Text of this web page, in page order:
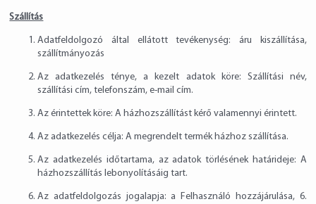
Szállítás
Adatfeldolgozó által ellátott tevékenység: áru kiszállítása,
szállítmányozás
Az adatkezelés ténye, a kezelt adatok köre: Szállítási név,
szállítási cím, telefonszám, e-mail cím.
Az érintettek köre: A házhozszállítást kérő valamennyi érintett.
Az adatkezelés célja: A megrendelt termék házhoz szállítása.
Az adatkezelés időtartama, az adatok törlésének határideje: A
házhozszállítás lebonyolításáig tart.
Az adatfeldolgozás jogalapja: a Felhasználó hozzájárulása, 6.